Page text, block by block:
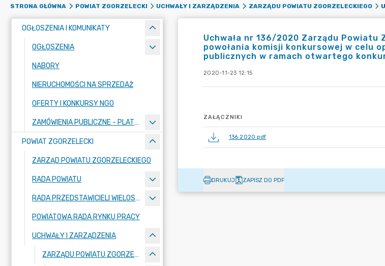
STRONA GŁÓWNA POWIAT ZGORZELECKI UCHWAŁY I ZARZĄDZENIA ZARZĄDU POWIATU ZGORZELECKIEGO
OGŁOSZENIA I KOMUNIKATY
OGŁOSZENIA
NABORY
NIERUCHOMOŚCI NA SPRZEDAŻ
OFERTY I KONKURSY NGO
ZAMÓWIENIA PUBLICZNE - PLATFORMA ZAKUPOWA
POWIAT ZGORZELECKI
ZARZĄD POWIATU ZGORZELECKIEGO
RADA POWIATU
RADA PRZEDSTAWICIELI WIELOSPECJALISTYCZNEGO ZESPOŁU OPIEKI ZDROWOTNEJ "BOLESŁAWIEC-ZGORZELEC" SAMODZIELNEGO PUBLICZNEGO ZAKŁADU OPIEKI ZDROWOTNEJ
POWIATOWA RADA RYNKU PRACY
UCHWAŁY I ZARZĄDZENIA
ZARZĄDU POWIATU ZGORZELECKIEGO
Uchwała nr 136/2020 Zarządu
powołania komisji konkursowej w celu
publicznych w ramach otwartego
2020-11-23 12:15
ZAŁĄCZNIKI
136.2020.pdf
DRUKUJ ZAPISZ DO PDF